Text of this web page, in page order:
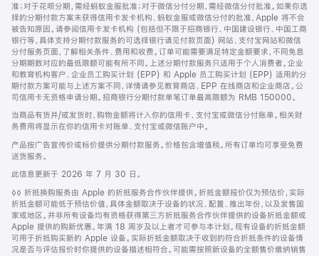
准；对于花呗分期，需经蚂蚁金服批准；对于微信分付分期，需经微信分付批准。如果你选
择的分期付款方案未获得信用卡发卡机构、蚂蚁金服或微信分付的批准，Apple 将不会
被告知原因。请参阅信用卡发卡机构 (包括但不限于招商银行、中国建设银行、中国工商
银行等，具体支持分期付款服务的可选择银行请见付款页面) 网站、支付宝网站和微信
分付服务页面，了解相关条件、费用和收费。订单可能需要满足特定金额要求，不同免息
分期期数对应的最低限额可能有所不同。上述分期付款服务只适用于个人消费者。企业
和教育机构客户、企业员工购买计划 (EPP) 和 Apple 员工购买计划 (EPP) 适用的分
期付款方案可能与上述方案不同，详情请参见教育商店、EPP 在线商店和企业商店。公
司信用卡无资格申请分期。招商银行分期付款单笔订单最高限额为 RMB 150000。
当商品有货并/或发货时，购物金额将计入你的信用卡、支付宝或微信分付账单。相关财
务费用将显示在你的信用卡对账单、支付宝或微信账户中。
产品按广告宣传价或标价提供分期付款服务。价格包含增值税。所有订单均可享受免费
送货服务。
此信息更新于 2026 年 7 月 30 日。
脚
注
◊◊ 折抵换购服务由 Apple 的折抵服务合作伙伴提供。折抵金额报价仅为预估价，实际
折抵金额可能低于预估价值，具体金额取决于设备的状况、配置、推出年份，以及发售国
家或地区。并非所有设备均有资格获得第三方折抵服务合作伙伴提供的设备折抵金额或
Apple 提供的购新优惠。年满 18 周岁及以上者才可参与本计划。现有设备的折抵金额
可用于折抵购买新的 Apple 设备。实际折抵金额取决于收到的符合折抵条件的设备情
况是否与评估报价时你提供的设备描述相符合。可能需按照新设备的全额售价缴纳销售